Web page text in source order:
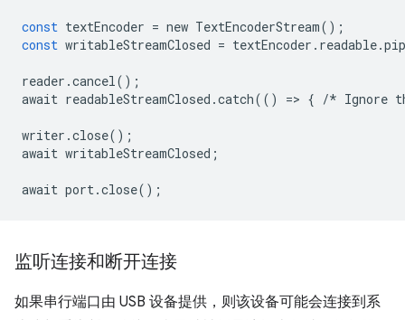
const textEncoder = new TextEncoderStream();
const writableStreamClosed = textEncoder . readable.
reader .cancel();
await readableStreamClosed .catch(() => { /* Ignore
writer .close();
await writableStreamClosed ;
await port.close();
监听连接和断开连接
如果串行端口由 USB 设备提供，则该设备可能会连接到系